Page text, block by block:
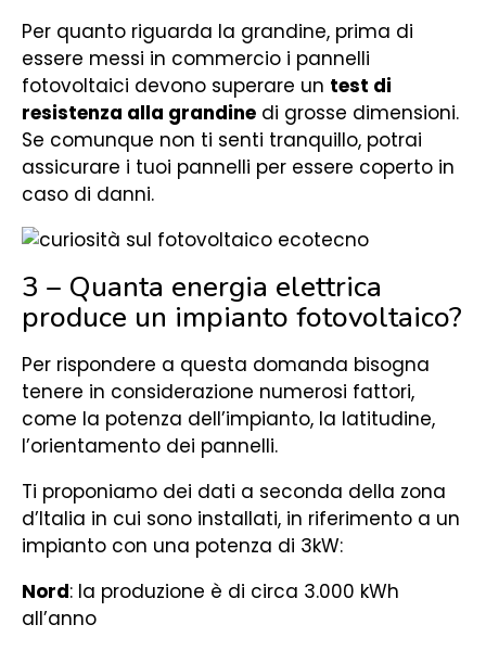
Per quanto riguarda la grandine, prima di
essere messi in commercio i pannelli
fotovoltaici devono superare un test di
resistenza alla grandine di grosse dimensioni.
Se comunque non ti senti tranquillo, potrai
assicurare i tuoi pannelli per essere coperto in
caso di danni.
3 – Quanta energia elettrica
produce un impianto fotovoltaico?
Per rispondere a questa domanda bisogna
tenere in considerazione numerosi fattori,
come la potenza dell’impianto, la latitudine,
l’orientamento dei pannelli.
Ti proponiamo dei dati a seconda della zona
d’Italia in cui sono installati, in riferimento a un
impianto con una potenza di 3kW:
Nord: la produzione è di circa 3.000 kWh
all’anno